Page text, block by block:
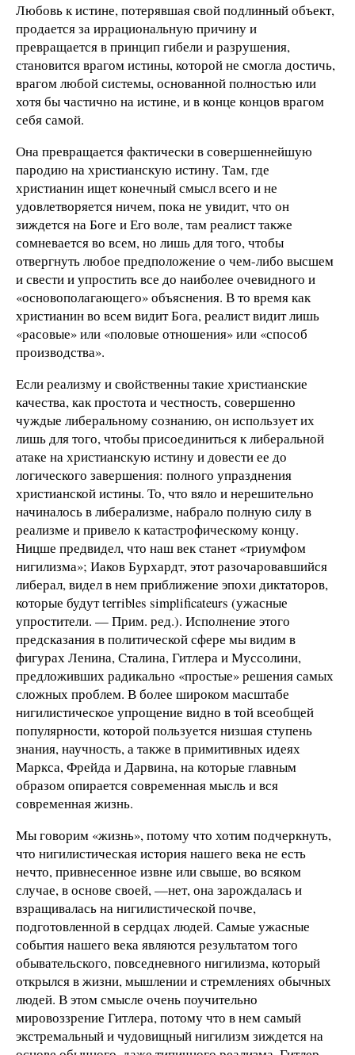
Любовь к истине, потерявшая свой подлинный объект,
продается за иррациональную причину и
превращается в принцип гибели и разрушения,
становится врагом истины, которой не смогла достичь,
врагом любой системы, основанной полностью или
хотя бы частично на истине, и в конце концов врагом
себя самой.
Она превращается фактически в совершеннейшую
пародию на христианскую истину. Там, где
христианин ищет конечный смысл всего и не
удовлетворяется ничем, пока не увидит, что он
зиждется на Боге и Его воле, там реалист также
сомневается во всем, но лишь для того, чтобы
отвергнуть любое предположение о чем-либо высшем
и свести и упростить все до наиболее очевидного и
«основополагающего» объяснения. В то время как
христианин во всем видит Бога, реалист видит лишь
«расовые» или «половые отношения» или «способ
производства».
Если реализму и свойственны такие христианские
качества, как простота и честность, совершенно
чуждые либеральному сознанию, он использует их
лишь для того, чтобы присоединиться к либеральной
атаке на христианскую истину и довести ее до
логического завершения: полного упразднения
христианской истины. То, что вяло и нерешительно
начиналось в либерализме, набрало полную силу в
реализме и привело к катастрофическому концу.
Ницше предвидел, что наш век станет «триумфом
нигилизма»; Иаков Бурхардт, этот разочаровавшийся
либерал, видел в нем приближение эпохи диктаторов,
которые будут terribles simplificateurs (ужасные
упростители. — Прим. ред.). Исполнение этого
предсказания в политической сфере мы видим в
фигурах Ленина, Сталина, Гитлера и Муссолини,
предложивших радикально «простые» решения самых
сложных проблем. В более широком масштабе
нигилистическое упрощение видно в той всеобщей
популярности, которой пользуется низшая ступень
знания, научность, а также в примитивных идеях
Маркса, Фрейда и Дарвина, на которые главным
образом опирается современная мысль и вся
современная жизнь.
Мы говорим «жизнь», потому что хотим подчеркнуть,
что нигилистическая история нашего века не есть
нечто, привнесенное извне или свыше, во всяком
случае, в основе своей, —нет, она зарождалась и
взращивалась на нигилистической почве,
подготовленной в сердцах людей. Самые ужасные
события нашего века являются результатом того
обывательского, повседневного нигилизма, который
открылся в жизни, мышлении и стремлениях обычных
людей. В этом смысле очень поучительно
мировоззрение Гитлера, потому что в нем самый
экстремальный и чудовищный нигилизм зиждется на